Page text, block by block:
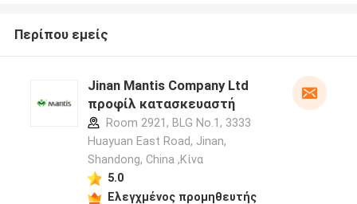
Περίπου εμείς
Jinan Mantis Company Ltd
προφίλ κατασκευαστή
Room 2921, BLG No.1, 3333
Huayuan East Road, Jinan,
Shandong, China ,Κίνα
5.0
Ελεγχμένος προμηθευτής